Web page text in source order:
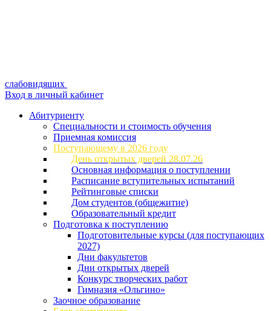
слабовидящих
Вход в личный кабинет
Абитуриенту
Специальности и стоимость обучения
Приемная комиссия
Поступающему в 2026 году
День открытых дверей 28.07.26
Основная информация о поступлении
Расписание вступительных испытаний
Рейтинговые списки
Дом студентов (общежитие)
Образовательный кредит
Подготовка к поступлению
Подготовительные курсы (для поступающих
2027)
Дни факультетов
Дни открытых дверей
Конкурс творческих работ
Гимназия «Ольгино»
Заочное образование